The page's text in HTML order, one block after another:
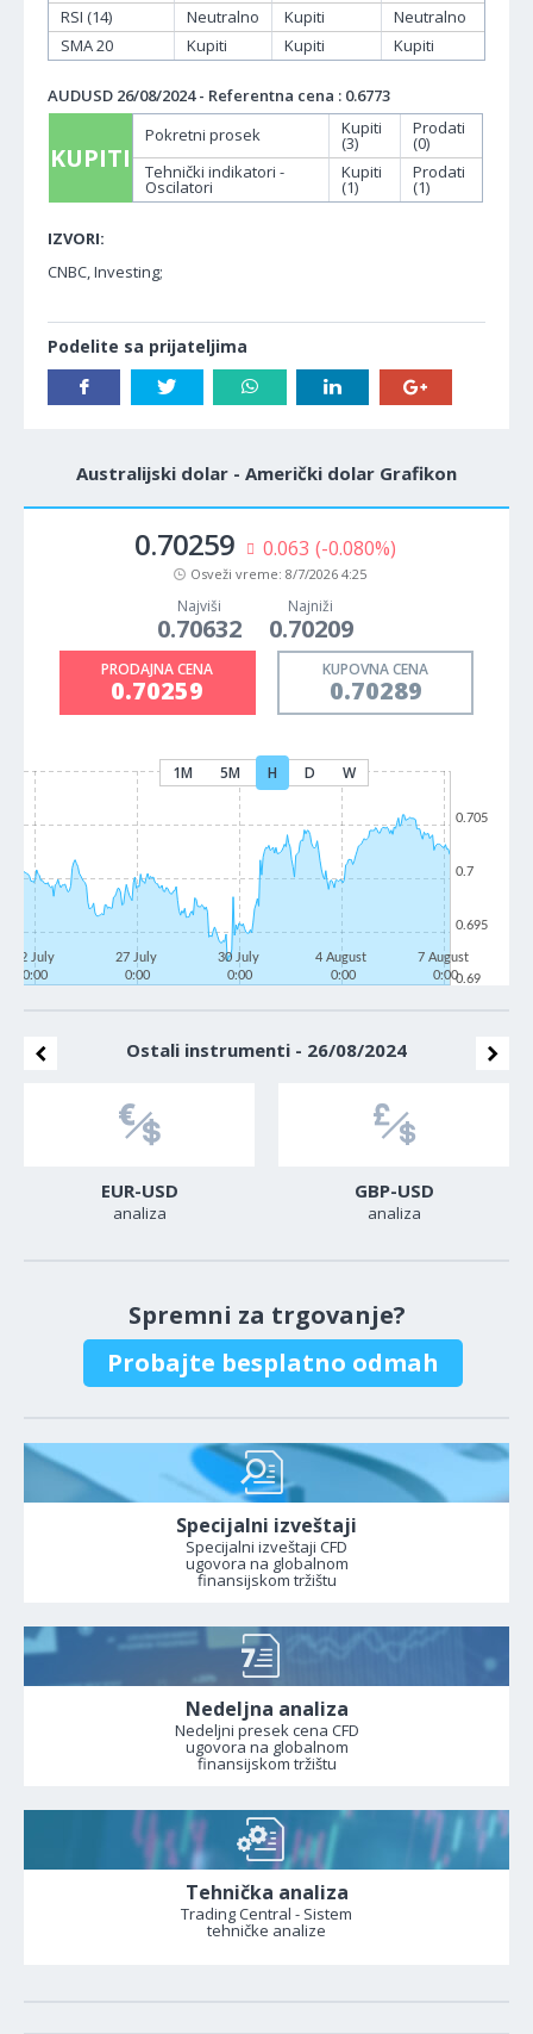
RSI (14)
Neutralno Kupiti
Neutralno
SMA 20
Kupiti Kupiti Kupiti
AUDUSD 26/08/2024 - Referentna cena : 0.6773
KUPITI
Pokretni prosek Kupiti
(3)
Prodati
(0)
Tehnički indikatori -
Oscilatori
Kupiti
(1)
Prodati
(1)
IZVORI:
CNBC, Investing;
Podelite sa prijateljima
Australijski dolar - Američki dolar Grafikon
0.70259 0.063 (-0.080%)
Osveži vreme: 8/7/2026 4:25
Najviši
0.70632
Najniži
0.70209
PRODAJNA CENA
0.70259
KUPOVNA CENA
0.70289
1M 5M H D W
22 July
0:00
27 July
0:00
30 July
0:00
4 August
0:00
7 August
0:000.69
0.695
0.7
0.705
Ostali instrumenti - 26/08/2024
EUR-USD
analiza
GBP-USD
analiza
Spremni za trgovanje?
Probajte besplatno odmah
Specijalni izveštaji
Specijalni izveštaji CFD
ugovora na globalnom
finansijskom tržištu
Nedeljna analiza
Nedeljni presek cena CFD
ugovora na globalnom
finansijskom tržištu
Tehnička analiza
Trading Central - Sistem
tehničke analize